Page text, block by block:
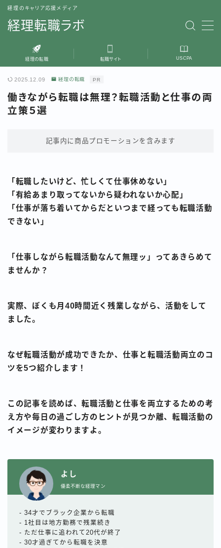
経理転職ラボ
経理のキャリア応援メディア
MENU
転職サービス
経理の転職
経理の転職 転職サイト USCPA
2025.12.09 経理の転職 PR
働きながら転職は無理？転職活動と仕事の両
立策５選
記事内に商品プロモーションを含みます
「転職したいけど、忙しくて仕事休めない」
「有給あまり取ってないから疑われないか心配」
「仕事が落ち着いてからだといつまで経っても転職活動
できない」
「仕事しながら転職活動なんて無理ッ」ってあきらめて
ませんか？
実際、ぼくも月40時間近く残業しながら、活動をして
ました。
なぜ転職活動が成功できたか、仕事と転職活動両立のコ
ツを5つ紹介します！
この記事を読めば、転職活動と仕事を両立するための考
え方や毎日の過ごし方のヒントが見つか離、転職活動の
イメージが変わりますよ。
よし
優柔不断な経理マン
- 34才でブラック企業から転職
- 1社目は地方勤務で残業続き
- ただ仕事に追われて20代が終了
- 30才過ぎてから転職を決意